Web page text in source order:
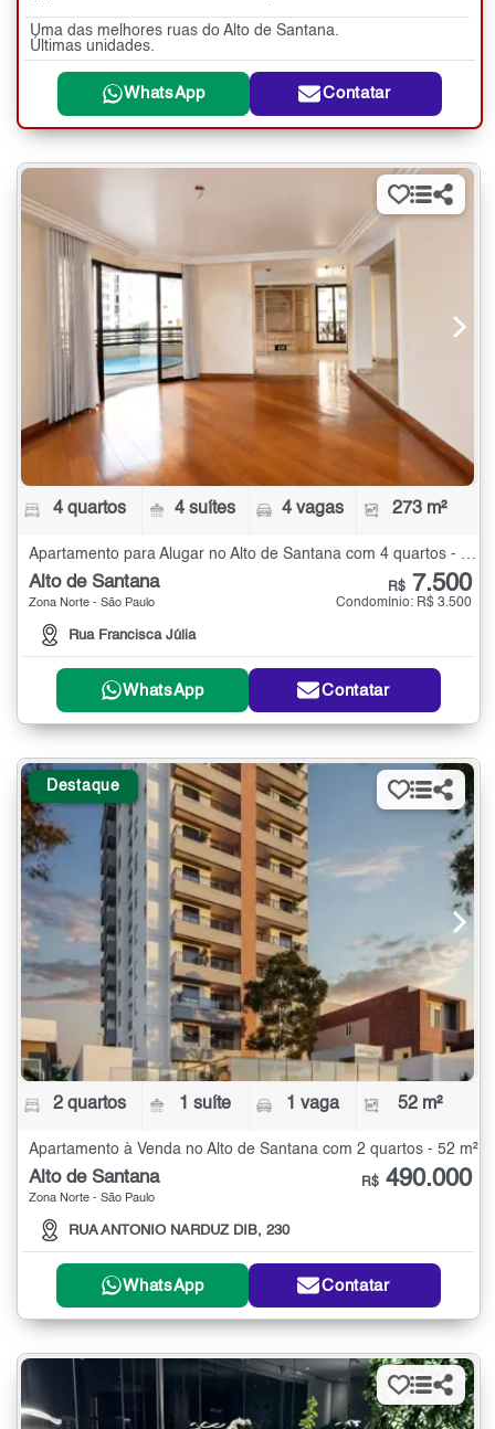
Uma das melhores ruas do Alto de Santana.
Últimas unidades.
WhatsApp Contatar
4 quartos 4 suítes 4 vagas 273 m²
Apartamento para Alugar no Alto de Santana com 4 quartos - 273 m²
Alto de Santana
Zona Norte - São Paulo
Rua Francisca Júlia
R$ 7.500
Condomínio: R$ 3.500
WhatsApp Contatar
Destaque
2 quartos 1 suíte 1 vaga 52 m²
Apartamento à Venda no Alto de Santana com 2 quartos - 52 m²
Alto de Santana
Zona Norte - São Paulo
RUA ANTONIO NARDUZ DIB, 230
R$ 490.000
WhatsApp Contatar